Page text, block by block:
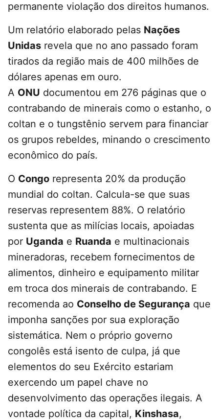
permanente violação dos direitos humanos.
Um relatório elaborado pelas Nações
Unidas revela que no ano passado foram
tirados da região mais de 400 milhões de
dólares apenas em ouro.
A ONU documentou em 276 páginas que o
contrabando de minerais como o estanho, o
coltan e o tungstênio servem para financiar
os grupos rebeldes, minando o crescimento
econômico do país.
O Congo representa 20% da produção
mundial do coltan. Calcula-se que suas
reservas representem 88%. O relatório
sustenta que as milícias locais, apoiadas
por Uganda e Ruanda e multinacionais
mineradoras, recebem fornecimentos de
alimentos, dinheiro e equipamento militar
em troca dos minerais de contrabando. E
recomenda ao Conselho de Segurança que
imponha sanções por sua exploração
sistemática. Nem o próprio governo
congolês está isento de culpa, já que
elementos do seu Exército estariam
exercendo um papel chave no
desenvolvimento das operações ilegais. A
vontade política da capital, Kinshasa,